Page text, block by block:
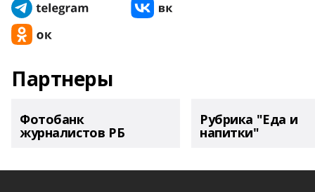
Партнеры
Фотобанк
журналистов РБ
Рубрика "Еда и
напитки"